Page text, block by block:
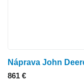
861 €